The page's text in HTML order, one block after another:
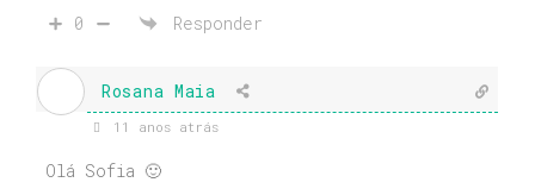
0 Responder
Rosana Maia
11 anos atrás
Olá Sofia 🙂